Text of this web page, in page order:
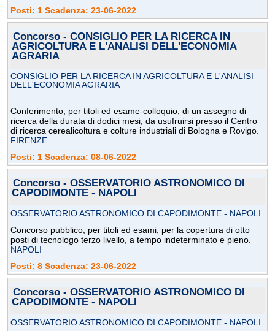
Posti: 1 Scadenza: 23-06-2022
Concorso - CONSIGLIO PER LA RICERCA IN
AGRICOLTURA E L'ANALISI DELL'ECONOMIA
AGRARIA
CONSIGLIO PER LA RICERCA IN AGRICOLTURA E L'ANALISI
DELL'ECONOMIA AGRARIA
Conferimento, per titoli ed esame-colloquio, di un assegno di
ricerca della durata di dodici mesi, da usufruirsi presso il Centro
di ricerca cerealicoltura e colture industriali di Bologna e Rovigo.
FIRENZE
Posti: 1 Scadenza: 08-06-2022
Concorso - OSSERVATORIO ASTRONOMICO DI
CAPODIMONTE - NAPOLI
OSSERVATORIO ASTRONOMICO DI CAPODIMONTE - NAPOLI
Concorso pubblico, per titoli ed esami, per la copertura di otto
posti di tecnologo terzo livello, a tempo indeterminato e pieno.
NAPOLI
Posti: 8 Scadenza: 23-06-2022
Concorso - OSSERVATORIO ASTRONOMICO DI
CAPODIMONTE - NAPOLI
OSSERVATORIO ASTRONOMICO DI CAPODIMONTE - NAPOLI